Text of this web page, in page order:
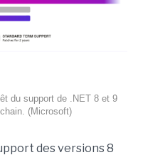
du support de .NET 8 et 9
(Microsoft)
des versions 8